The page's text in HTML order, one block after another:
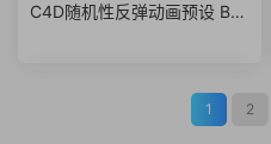
C4D随机性反弹动画预设 Boi
1 2